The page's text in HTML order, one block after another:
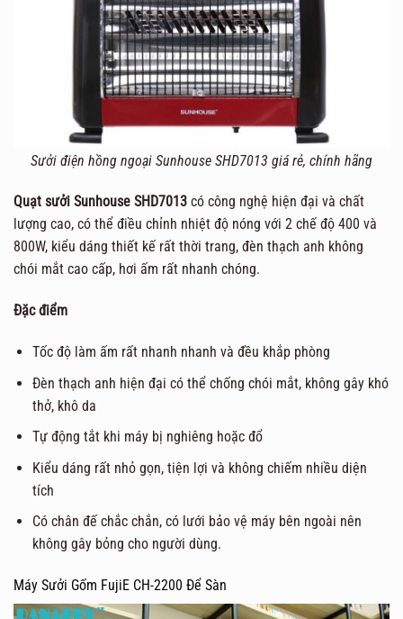
Sưởi điện hồng ngoại Sunhouse SHD7013 giá rẻ, chính hãng
Quạt sưởi Sunhouse SHD7013 có công nghệ hiện đại và chất
lượng cao, có thể điều chỉnh nhiệt độ nóng với 2 chế độ 400 và
800W, kiểu dáng thiết kế rất thời trang, đèn thạch anh không
chói mắt cao cấp, hơi ấm rất nhanh chóng.
Đặc điểm
Tốc độ làm ấm rất nhanh nhanh và đều khắp phòng
Đèn thạch anh hiện đại có thể chống chói mắt, không gây khó
thở, khô da
Tự động tắt khi máy bị nghiêng hoặc đổ
Kiểu dáng rất nhỏ gọn, tiện lợi và không chiếm nhiều diện
tích
Có chân đế chắc chắn, có lưới bảo vệ máy bên ngoài nên
không gây bỏng cho người dùng.
Máy Sưởi Gốm FujiE CH-2200 Để Sàn